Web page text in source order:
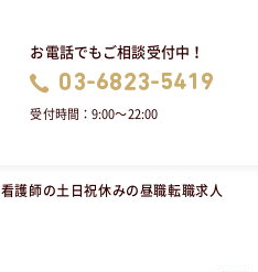
お電話でもご相談受付中！
03-6823-5419
受付時間：9:00〜22:00
看護師の土日祝休みの昼職転職求人